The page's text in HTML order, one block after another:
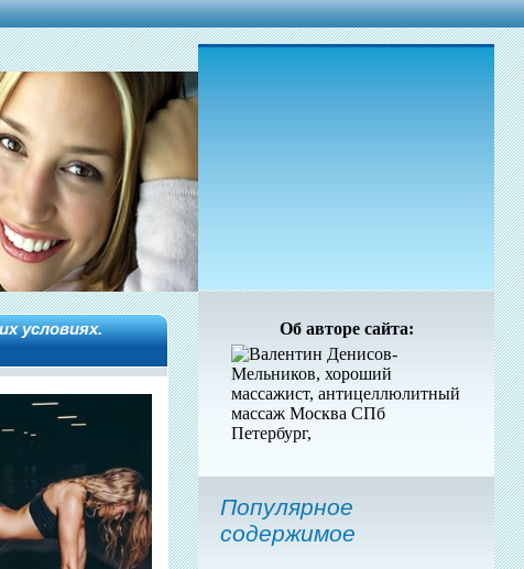
условиях.
Об авторе сайта:
Популярное
содержимое